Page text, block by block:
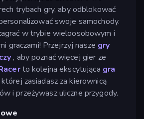
trybach gry, aby odblokować
swoje samochody.
w trybie wieloosobowym i
graczami! Przejrzyj nasze gry
, aby poznać więcej gier ze
to kolejna ekscytująca gra
zasiadasz za kierownicą
i przeżywasz uliczne przygody.